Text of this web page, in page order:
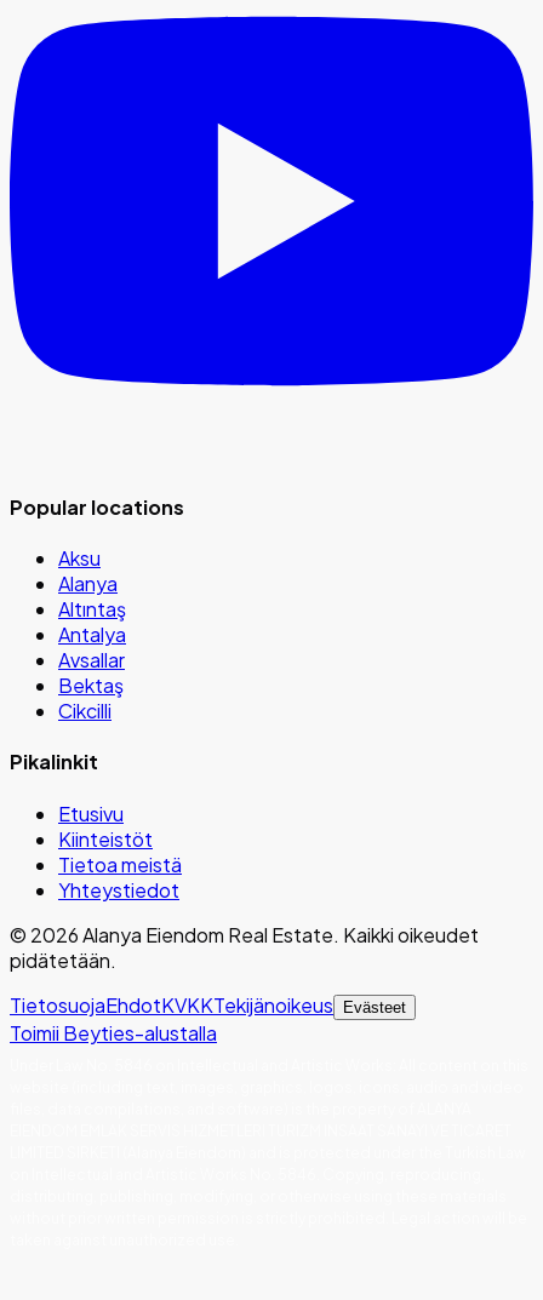
Popular locations
Aksu
Alanya
Altıntaş
Antalya
Avsallar
Bektaş
Cikcilli
Pikalinkit
Etusivu
Kiinteistöt
Tietoa meistä
Yhteystiedot
© 2026Alanya Eiendom Real Estate. Kaikki oikeudet
pidätetään.
TietosuojaEhdotKVKKTekijänoikeus Evästeet
Toimii Beyties-alustalla